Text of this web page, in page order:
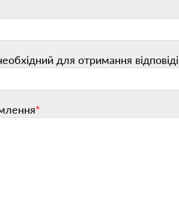
для отримання відповіді
*